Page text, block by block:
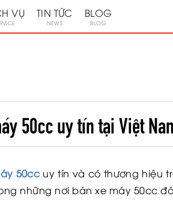
VỤ TIN TỨC
NEWS
BLOG
BLOG
50cc uy tín tại Việt
50ccuy tín và có thương hiệu
những nơi bán xe máy 50cc